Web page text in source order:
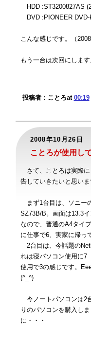
HDD :ST3200827AS
DVD :PIONEER DVD-
こんな感じです。（
もう一台は次回にしま
投稿者：ことろat 00:19
2008年10月26日
ことろが使用し
さて、ことろは実際に
告していきたいと思い
まず1台目は、ソニー
SZ73B/B。画面は13.3
なので、普通のA4タイ
に仕事で6、実家に帰っ
2台目は、今話題の
れは寝パソコン使用に7
使用で3の感じです。
(^_^)
今ノートパソコンは2
りのパソコンを購入し
に・・・